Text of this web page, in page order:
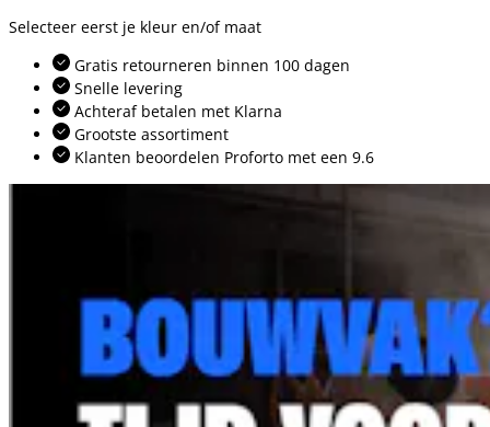
Selecteer eerst je kleur en/of maat
Gratis retourneren binnen 100 dagen
Snelle levering
Achteraf betalen met Klarna
Grootste assortiment
Klanten beoordelen Proforto met een 9.6